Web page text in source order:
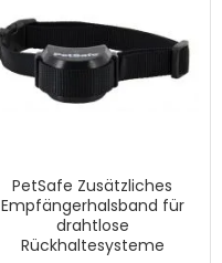
PetSafe Zusätzliches
Empfängerhalsband für
drahtlose
Rückhaltesysteme